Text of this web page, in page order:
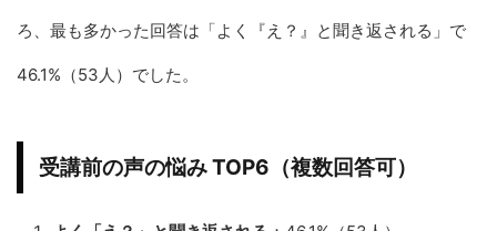
ろ、最も多かった回答は「よく『え？』と聞き返される」で
46.1%（53人）でした。
受講前の声の悩み TOP6（複数回答可）